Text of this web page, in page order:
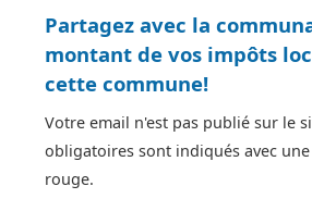
Partagez avec la
montant de vos impôts
cette commune!
Votre email n'est pas publié sur le
obligatoires sont indiqués avec
rouge.